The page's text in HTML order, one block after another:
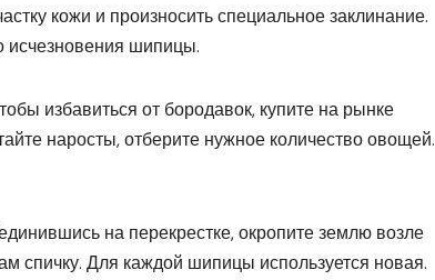
кожи и произносить специальное заклинание.
исчезновения шипицы.
избавиться от бородавок, купите на рынке
наросты, отберите нужное количество овощей.
на перекрестке, окропите землю возле
спичку. Для каждой шипицы используется новая.